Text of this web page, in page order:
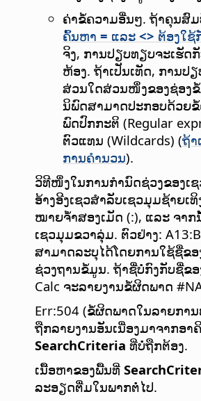
ຄ່າຂໍ້ຄວາມອື່ນໆ. ຖ້າຄຸນສົ
ຄົ້ນຫາ = ແລະ <> ຕ້ອງໃ
ຈິງ, ການປຽບທຽບຈະເຮັດ
ຫ້ອງ. ຖ້າເປັນເທັດ, ການປ
ສ່ວນໃດສ່ວນໜຶ່ງຂອງຊ່ອງຂໍ້
ນິພົດສາມາດປະກອບດ້ວຍ
ພົດປົກກະຕິ (Regular
ຕົວແທນ (Wildcards) (ຖ້າ
ການຄຳນວນ).
ວິທີໜຶ່ງໃນການກຳນົດຊ່ວງຂອງເ
ອ້າງອີງເຊວສຳລັບເຊວມຸມຊ້າຍເ
ໝາຍຈ້ຳສອງເມັດ (:), ແລະ ຈາກ
ເຊວມຸມຂວາລຸ່ມ. ຕົວຢ່າງ:
ສາມາດລະບຸໄດ້ໂດຍການໃຊ້ຊື່ຂ
ຊ່ວງຖານຂໍ້ມູນ. ຖ້າຊື່ບໍ່ກົງກັບຊື່ຂ
Calc ຈະລາຍງານຂໍ້ຜິດພາດ
Err:504 (ຂໍ້ຜິດພາດໃນລາຍກາ
ຖືກລາຍງານອັນເນື່ອງມາຈາກອາ
SearchCriteria ທີ່ບໍ່ຖືກຕ້ອງ.
ເນື້ອຫາຂອງພື້ນທີ່
ລະອຽດຕື່ມໃນພາກຕໍ່ໄປ.